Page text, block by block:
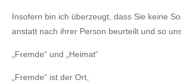
Insofern bin ich überzeugt, dass Sie keine
anstatt nach ihrer Person beurteilt und so
„Fremde“ und „Heimat“
„Fremde“ ist der Ort,